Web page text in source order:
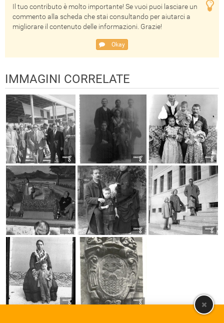
Il tuo contributo è molto importante! Se vuoi puoi lasciare un
commento alla scheda che stai consultando per aiutarci a
migliorare il contenuto delle informazioni. Grazie!
Okay
IMMAGINI CORRELATE